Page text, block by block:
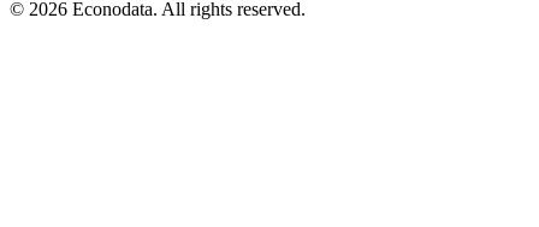
© 2026 Econodata. All rights reserved.